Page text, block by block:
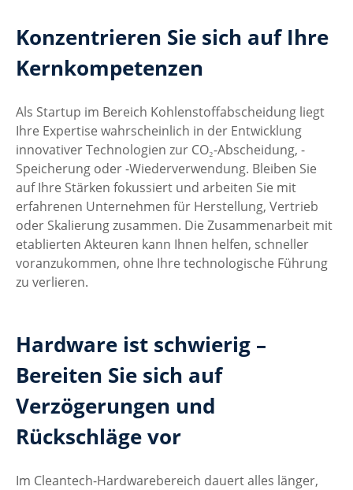
Konzentrieren Sie sich auf Ihre
Kernkompetenzen
Als Startup im Bereich Kohlenstoffabscheidung liegt
Ihre Expertise wahrscheinlich in der Entwicklung
innovativer Technologien zur CO₂-Abscheidung, -
Speicherung oder -Wiederverwendung. Bleiben Sie
auf Ihre Stärken fokussiert und arbeiten Sie mit
erfahrenen Unternehmen für Herstellung, Vertrieb
oder Skalierung zusammen. Die Zusammenarbeit mit
etablierten Akteuren kann Ihnen helfen, schneller
voranzukommen, ohne Ihre technologische Führung
zu verlieren.
Hardware ist schwierig –
Bereiten Sie sich auf
Verzögerungen und
Rückschläge vor
Im Cleantech-Hardwarebereich dauert alles länger,